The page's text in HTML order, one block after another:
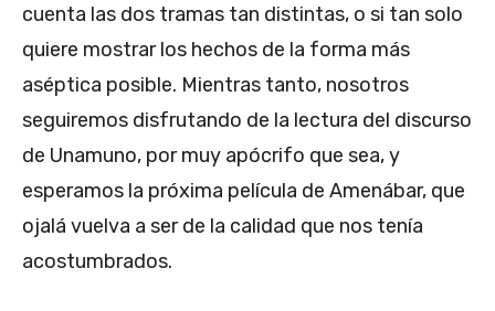
cuenta las dos tramas tan distintas, o si tan solo
quiere mostrar los hechos de la forma más
aséptica posible. Mientras tanto, nosotros
seguiremos disfrutando de la lectura del discurso
de Unamuno, por muy apócrifo que sea, y
esperamos la próxima película de Amenábar, que
ojalá vuelva a ser de la calidad que nos tenía
acostumbrados.